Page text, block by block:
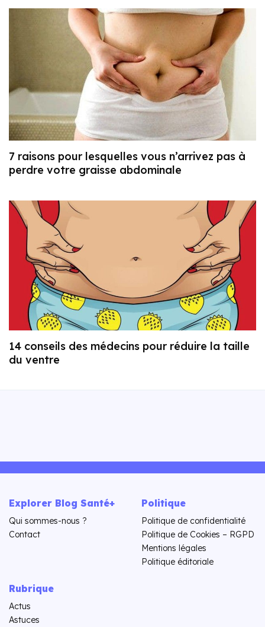
7 raisons pour lesquelles vous n’arrivez pas à
perdre votre graisse abdominale
14 conseils des médecins pour réduire la taille
du ventre
Explorer Blog Santé+
Qui sommes-nous ?
Contact
Politique
Politique de confidentialité
Politique de Cookies – RGPD
Mentions légales
Politique éditoriale
Rubrique
Actus
Astuces